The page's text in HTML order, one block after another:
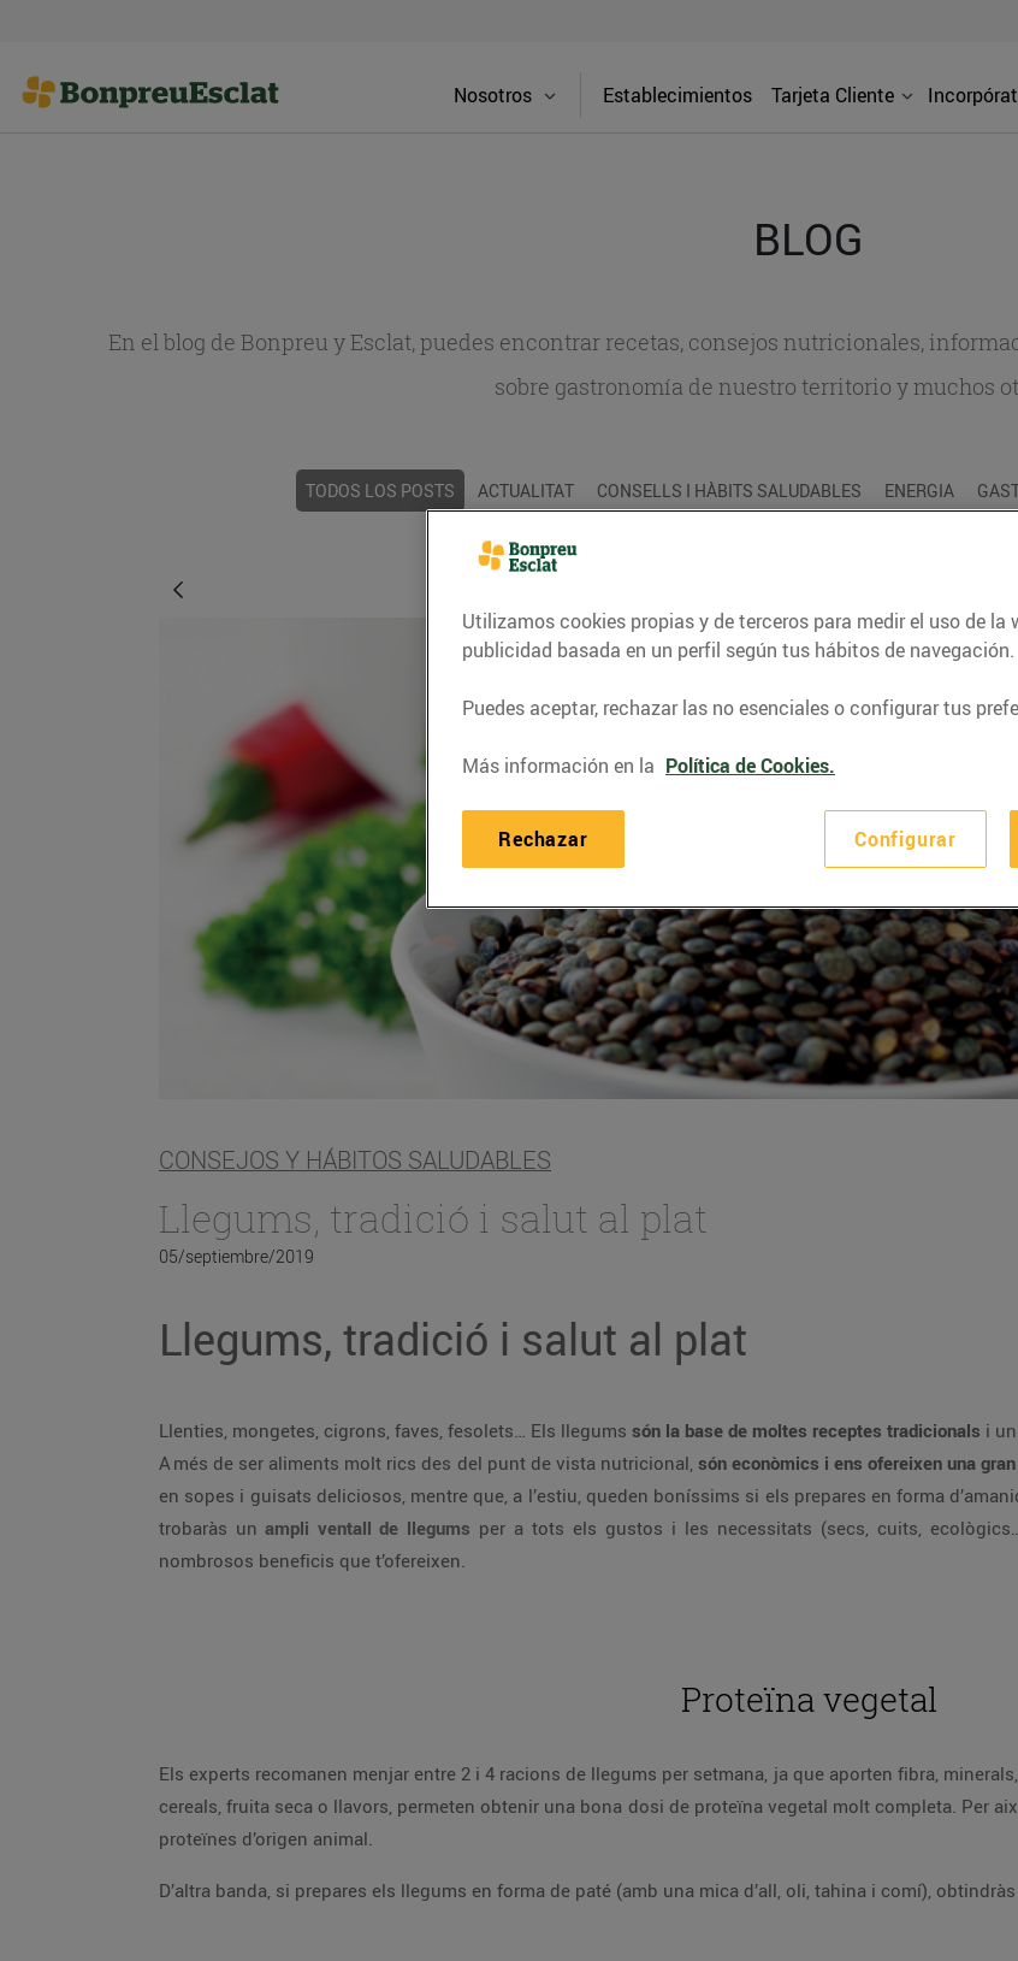
Nosotros Establecimientos Tarjeta Cliente
BLOG
En el blog de Bonpreu y Esclat, puedes encontrar recetas, consejos nutricionales,
sobre gastronomía de nuestro territorio y muchos
TODOS LOS POSTS ACTUALITAT CONSELLS I HÀBITS SALUDABLES ENERGIA
CONSEJOS Y HÁBITOS SALUDABLES
Llegums, tradició i salut al plat
05/septiembre/2019
Llegums, tradició i salut al plat
Llenties, mongetes, cigrons, faves, fesolets… Els llegums són la base de moltes receptes tradicionals i
A més de ser aliments molt rics des del punt de vista nutricional, són econòmics i ens ofereixen una
en sopes i guisats deliciosos, mentre que, a l’estiu, queden boníssims si els prepares en forma
trobaràs un ampli ventall de llegums per a tots els gustos i les necessitats (secs, cuits,
nombrosos beneficis que t’ofereixen.
Proteïna vegetal
Els experts recomanen menjar entre 2 i 4 racions de llegums per setmana, ja que aporten fibra,
cereals, fruita seca o llavors, permeten obtenir una bona dosi de proteïna vegetal molt completa. Per
proteïnes d’origen animal.
D’altra banda, si prepares els llegums en forma de paté (amb una mica d’all, oli, tahina i comí),
Utilizamos cookies propias y de terceros para medir el uso de la
publicidad basada en un perfil según tus hábitos de navegación.
Puedes aceptar, rechazar las no esenciales o configurar tus
Más información en la Política de Cookies.
Configurar
Rechazar